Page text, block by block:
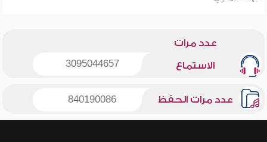
عدد مرات
الاستماع 3095044657
عدد مرات الحفظ 840190086